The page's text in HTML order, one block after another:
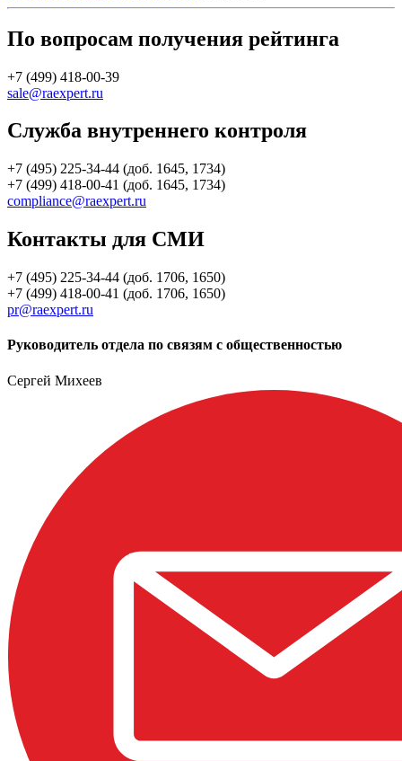
По вопросам получения рейтинга
+7 (499) 418-00-39
sale@raexpert.ru
Служба внутреннего контроля
+7 (495) 225-34-44 (доб. 1645, 1734)
+7 (499) 418-00-41 (доб. 1645, 1734)
compliance@raexpert.ru
Контакты для СМИ
+7 (495) 225-34-44 (доб. 1706, 1650)
+7 (499) 418-00-41 (доб. 1706, 1650)
pr@raexpert.ru
Руководитель отдела по связям с общественностью
Сергей Михеев